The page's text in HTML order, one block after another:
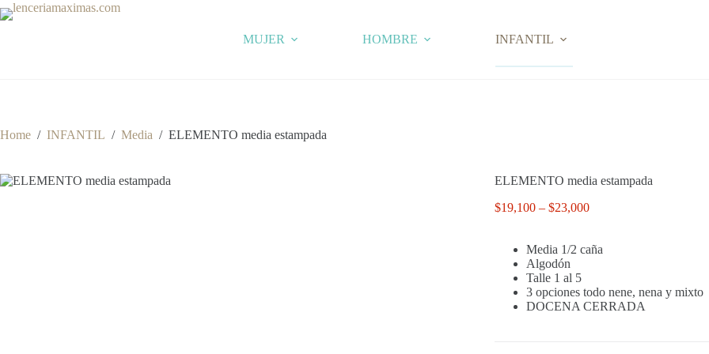
Skip
to
MUJER HOMBRE INFANTIL
Home / INFANTIL / Media / ELEMENTO media estampada
ELEMENTO media estampada
$19,100 – $23,000Price
through
Media 1/2 caña
Algodón
Talle 1 al 5
3 opciones todo nene, nena y mixto
DOCENA CERRADA